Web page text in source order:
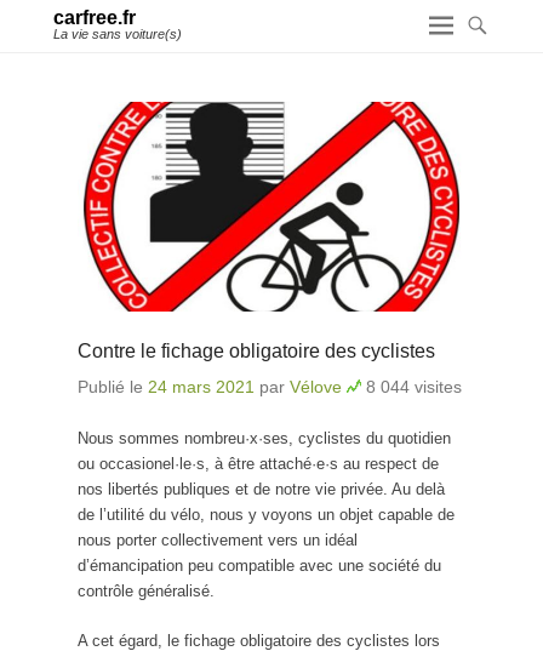
carfree.fr
La vie sans voiture(s)
Contre le fichage obligatoire des cyclistes
Publié le 24 mars 2021 par Vélove 8 044 visites
Nous sommes nombreu·x·ses, cyclistes du quotidien
ou occasionel·le·s, à être attaché·e·s au respect de
nos libertés publiques et de notre vie privée. Au delà
de l’utilité du vélo, nous y voyons un objet capable de
nous porter collectivement vers un idéal
d’émancipation peu compatible avec une société du
contrôle généralisé.
A cet égard, le fichage obligatoire des cyclistes lors